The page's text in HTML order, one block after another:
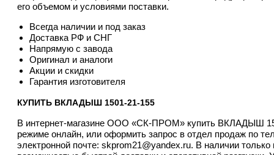
его объемом и условиями поставки.
Всегда наличии и под заказ
Доставка РФ и СНГ
Напрямую с завода
Оригинал и аналоги
Акции и скидки
Гарантия изготовителя
КУПИТЬ ВКЛАДЫШ 1501-21-155
В интернет-магазине ООО «СК-ПРОМ» купить ВКЛАДЫШ
режиме онлайн, или оформить запрос в отдел продаж по
электронной почте: skprom21@yandex.ru. В наличии